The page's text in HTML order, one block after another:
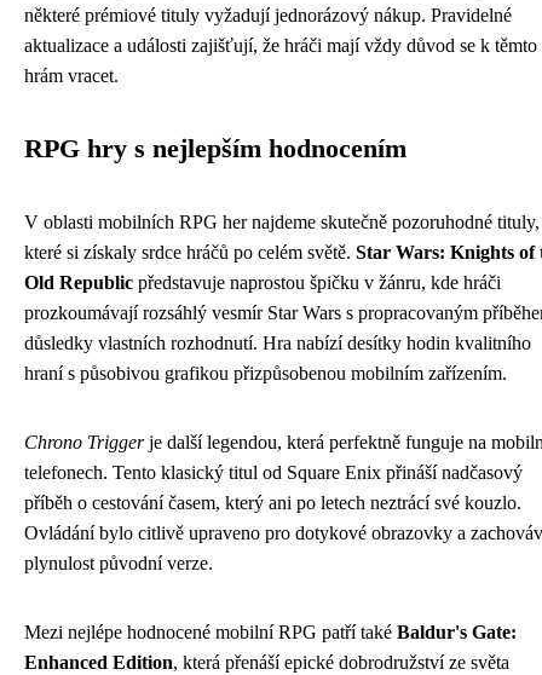
některé prémiové tituly vyžadují jednorázový nákup. Pravidelné
aktualizace a události zajišťují, že hráči mají vždy důvod se k těmto
hrám vracet.
RPG hry s nejlepším hodnocením
V oblasti mobilních RPG her najdeme skutečně pozoruhodné tituly,
které si získaly srdce hráčů po celém světě. Star Wars: Knights of
Old Republic představuje naprostou špičku v žánru, kde hráči
prozkoumávají rozsáhlý vesmír Star Wars s propracovaným
důsledky vlastních rozhodnutí. Hra nabízí desítky hodin kvalitního
hraní s působivou grafikou přizpůsobenou mobilním zařízením.
Chrono Triggerje další legendou, která perfektně funguje na
telefonech. Tento klasický titul od Square Enix přináší nadčasový
příběh o cestování časem, který ani po letech neztrácí své kouzlo.
Ovládání bylo citlivě upraveno pro dotykové obrazovky a
plynulost původní verze.
Mezi nejlépe hodnocené mobilní RPG patří také Baldur's Gate:
Enhanced Edition, která přenáší epické dobrodružství ze světa